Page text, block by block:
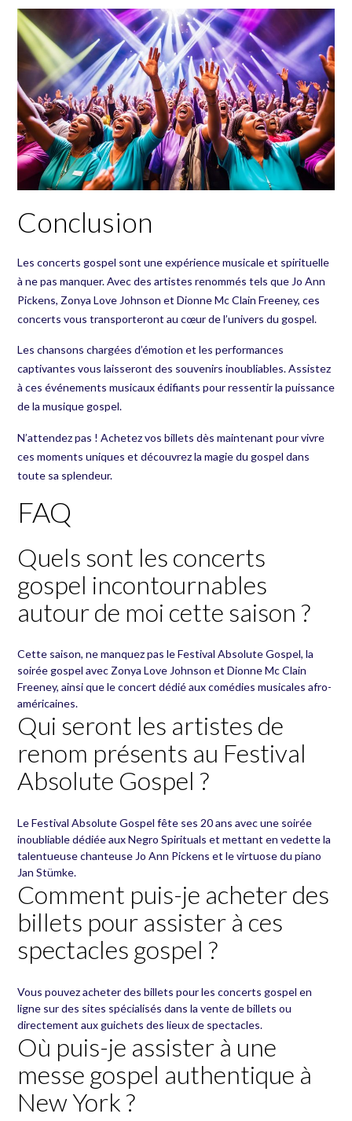
Conclusion
Les concerts gospel sont une expérience musicale et spirituelle
à ne pas manquer. Avec des artistes renommés tels que Jo Ann
Pickens, Zonya Love Johnson et Dionne Mc Clain Freeney, ces
concerts vous transporteront au cœur de l’univers du gospel.
Les chansons chargées d’émotion et les performances
captivantes vous laisseront des souvenirs inoubliables. Assistez
à ces événements musicaux édifiants pour ressentir la puissance
de la musique gospel.
N’attendez pas ! Achetez vos billets dès maintenant pour vivre
ces moments uniques et découvrez la magie du gospel dans
toute sa splendeur.
FAQ
Quels sont les concerts
gospel incontournables
autour de moi cette saison ?
Cette saison, ne manquez pas le Festival Absolute Gospel, la
soirée gospel avec Zonya Love Johnson et Dionne Mc Clain
Freeney, ainsi que le concert dédié aux comédies musicales afro-
américaines.
Qui seront les artistes de
renom présents au Festival
Absolute Gospel ?
Le Festival Absolute Gospel fête ses 20 ans avec une soirée
inoubliable dédiée aux Negro Spirituals et mettant en vedette la
talentueuse chanteuse Jo Ann Pickens et le virtuose du piano
Jan Stümke.
Comment puis-je acheter des
billets pour assister à ces
spectacles gospel ?
Vous pouvez acheter des billets pour les concerts gospel en
ligne sur des sites spécialisés dans la vente de billets ou
directement aux guichets des lieux de spectacles.
Où puis-je assister à une
messe gospel authentique à
New York ?